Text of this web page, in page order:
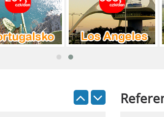
průvodce
jak prozkoumat ostrov